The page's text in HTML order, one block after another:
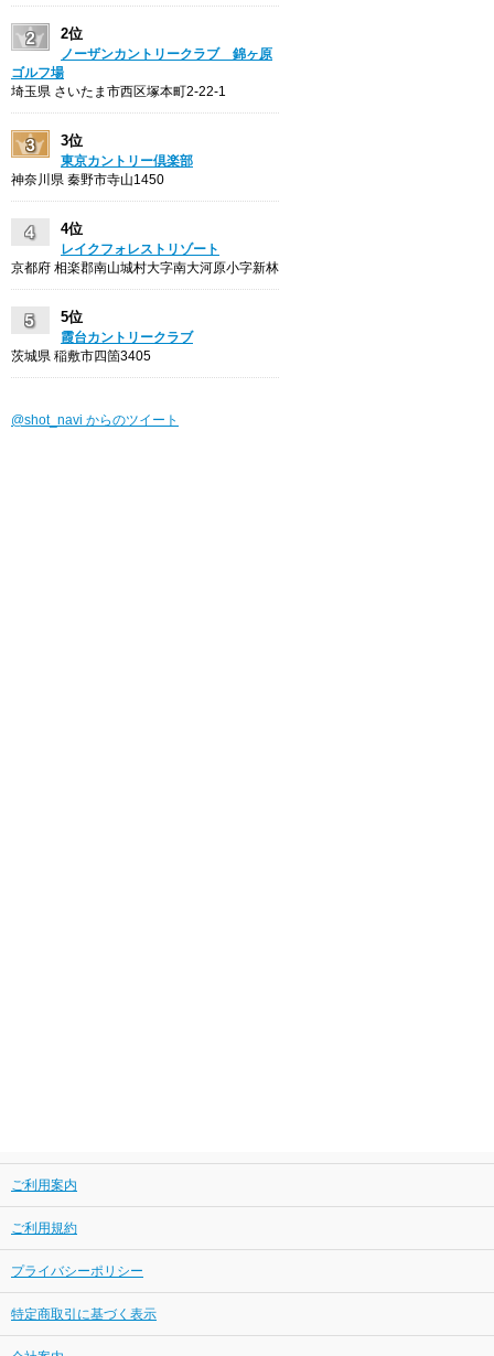
2位
ノーザンカントリークラブ 錦ヶ原
ゴルフ場
埼玉県 さいたま市西区塚本町2-22-1
3位
東京カントリー倶楽部
神奈川県 秦野市寺山1450
4位
レイクフォレストリゾート
京都府 相楽郡南山城村大字南大河原小字新林
5位
霞台カントリークラブ
茨城県 稲敷市四箇3405
@shot_navi からのツイート
ご利用案内
ご利用規約
プライバシーポリシー
特定商取引に基づく表示